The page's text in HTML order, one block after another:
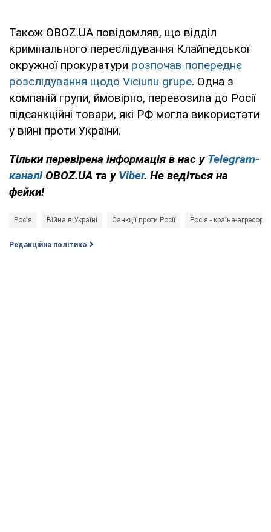
Також OBOZ.UA повідомляв, що відділ
кримінального переслідування Клайпедської
окружної прокуратури розпочав попереднє
розслідування щодо Viciunu grupe. Одна з
компаній групи, ймовірно, перевозила до Росії
підсанкційні товари, які РФ могла використати
у війні проти України.
Тільки перевірена інформація в нас у Telegram-
каналі OBOZ.UA та у Viber. Не ведіться на
фейки!
Росія Війна в Україні Санкції проти Росії Росія - країна-агресор
Редакційна політика